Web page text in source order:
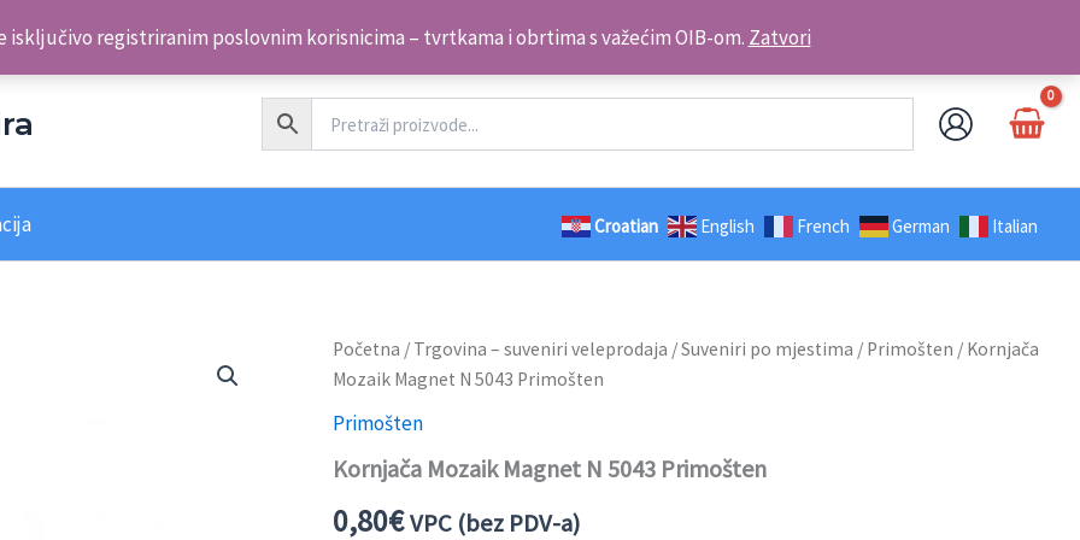
isključivo registriranim poslovnim korisnicima – tvrtkama i obrtima s važećim OIB-om. ZatvoriKontakt telefon: +385 98 179 3891
Croatian English French German Italian
Početna / Trgovina – suveniri veleprodaja /Suveniri po mjestima / Primošten / Kornjača
Mozaik Magnet N 5043 Primošten
Primošten
Kornjača Mozaik Magnet N 5043 Primošten
0,80€VPC (bez PDV-a)
Kornjača
Mozaik
Magnet
N
Primošten
količina